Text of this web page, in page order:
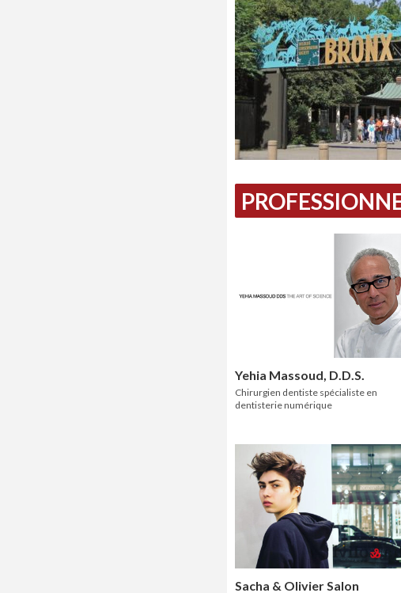
Yehia Massoud, D.D.S.
Chirurgien dentiste spécialiste en
dentisterie numérique
Sacha & Olivier Salon